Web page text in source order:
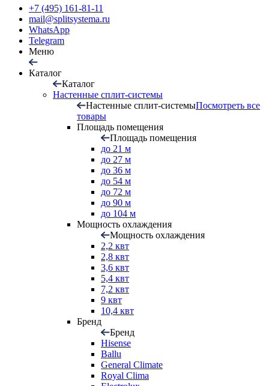
+7 (495) 161-81-11
mail@splitsystema.ru
WhatsApp
Telegram
Меню
Каталог
Каталог
Настенные сплит-системы
Настенные сплит-системыПосмотреть все
товары
Площадь помещения
Площадь помещения
до 21 м
до 27 м
до 36 м
до 54 м
до 72 м
до 90 м
до 104 м
Мощность охлаждения
Мощность охлаждения
2,2 квт
2,8 квт
3,6 квт
5,4 квт
7,2 квт
9 квт
10,4 квт
Бренд
Бренд
Hisense
Ballu
General Climate
Royal Clima